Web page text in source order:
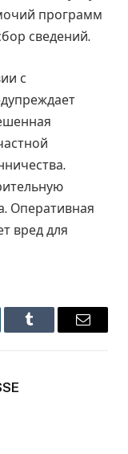
программ
сведений.
с
Оперативная
вред для
Tumblr Email